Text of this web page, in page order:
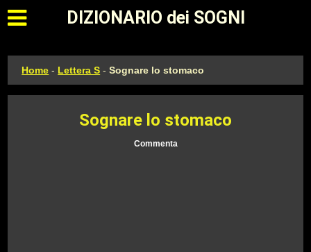
Apri il menu principale
DIZIONARIO dei SOGNI
Home - Lettera S -Sognare lo stomaco
Sognare lo stomaco
Commenta